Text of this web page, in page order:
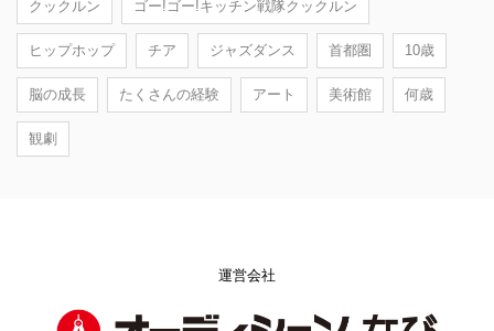
クックルン ゴー!ゴー!キッチン戦隊クックルン
ヒップホップ チア ジャズダンス 首都圏 10歳
脳の成長 たくさんの経験 アート 美術館 何歳
観劇
運営会社